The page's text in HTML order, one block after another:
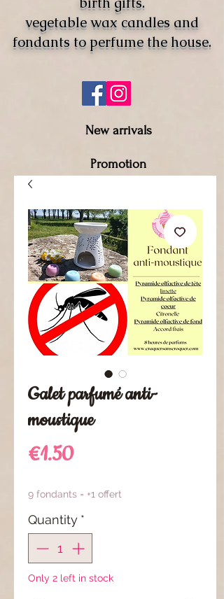
vegetable wax candles and
fondants to perfume the house.
New arrivals
Promotion
Galet parfumé anti-
moustique
€1.50Price
9 fondants = +1 offert
Quantity *
Only 2 left in stock